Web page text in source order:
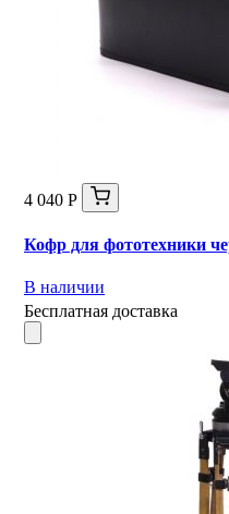
4 040 Р
Кофр для фототехники
В наличии
Бесплатная доставка